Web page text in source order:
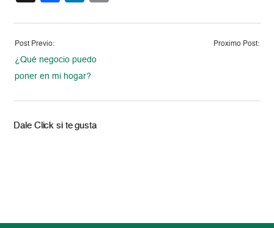
Post Previo:
¿Qué negocio puedo
poner en mi hogar?
Proximo Post:
Dale Click si te gusta